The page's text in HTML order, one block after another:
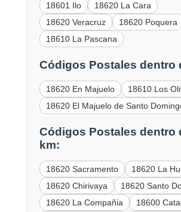
18601 Ilo
18620 La Cara
18620 Veracruz
18620 Poquera
18610 La Pascana
Códigos Postales dentro
18620 En Majuelo
18610 Los
18620 El Majuelo de Santo
Códigos Postales dentro
km:
18620 Sacramento
18620 La
18620 Chirivaya
18620 Santo
18620 La Compañia
18600